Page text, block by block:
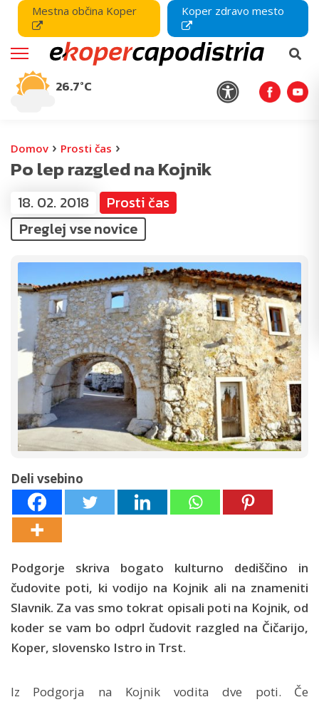
Mestna občina Koper Koper zdravo mesto
26.7°C
Domov › Prosti čas ›
Po lep razgled na Kojnik
18. 02. 2018
Prosti čas
Preglej vse novice
Deli vsebino
Podgorje skriva bogato kulturno dediščino in
čudovite poti, ki vodijo na Kojnik ali na znameniti
Slavnik. Za vas smo tokrat opisali poti na Kojnik, od
koder se vam bo odprl čudovit razgled na Čičarijo,
Koper, slovensko Istro in Trst.
Iz Podgorja na Kojnik vodita dve poti. Če